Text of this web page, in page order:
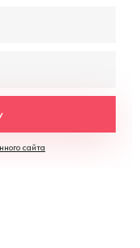
сайта